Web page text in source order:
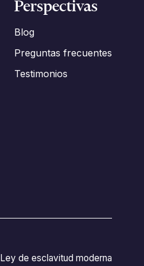
Perspectivas
Blog
Preguntas frecuentes
Testimonios
Ley de esclavitud moderna